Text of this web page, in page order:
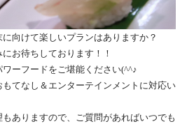
向けて楽しいプランはありますか？
お待ちしております！！
ーフードをご堪能ください(^^♪
てなし＆エンターテインメントに対応い
ありますので、ご質問があればいつでも